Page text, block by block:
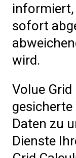
informiert,
sofort
wird.
Volue
Daten zu
Dienste